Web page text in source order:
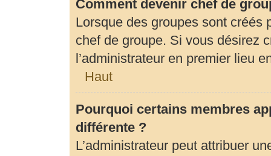
Comment devenir chef de
Lorsque des groupes sont créés
chef de groupe. Si vous désirez
l’administrateur en premier lieu
Haut
Pourquoi certains membres
différente ?
L’administrateur peut attribuer